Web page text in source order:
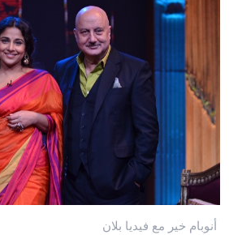
أنوبام خير مع فيديا بلان